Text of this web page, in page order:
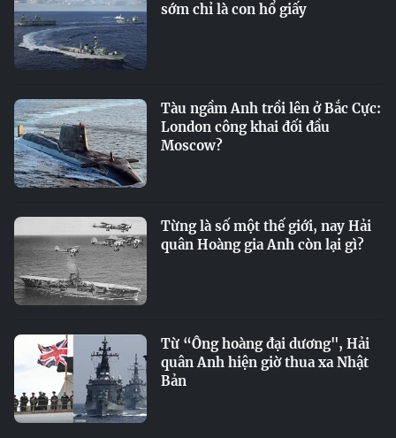
sớm chỉ là con hổ giấy
Tàu ngầm Anh trồi lên ở Bắc Cực:
London công khai đối đầu
Moscow?
Từng là số một thế giới, nay Hải
quân Hoàng gia Anh còn lại gì?
Từ “Ông hoàng đại dương", Hải
quân Anh hiện giờ thua xa Nhật
Bản